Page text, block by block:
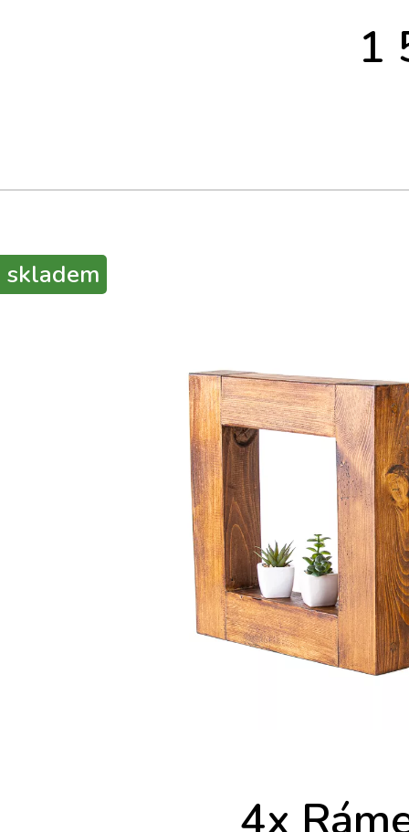
1
skladem